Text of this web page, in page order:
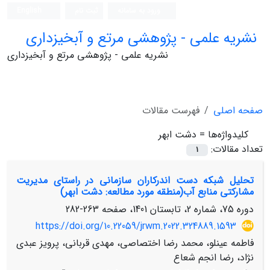
نشریه علمی - پژوهشی مرتع و آبخیزداری
نشریه علمی - پژوهشی مرتع و آبخیزداری
صفحه اصلی
فهرست مقالات
کلیدواژه‌ها = دشت ابهر
تعداد مقالات:
1
تحلیل شبکه دست اندرکاران سازمانی در راستای مدیریت
مشارکتی منابع آب(منطقه مورد مطالعه: دشت ابهر)
دوره 75، شماره 2، تابستان 1401، صفحه
263-282
https://doi.org/10.22059/jrwm.2022.324889.1593
فاطمه عینلو، محمد رضا اختصاصی، مهدی قربانی، پرویز عبدی
نژاد، رضا انجم شعاع